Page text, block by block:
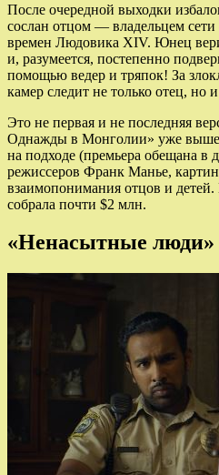
После очередной выходки
сослан отцом — владельцем
времен Людовика XIV. Юнец
и, разумеется, постепенно
помощью ведер и тряпок! За
камер следит не только отец, но
Это не первая и не последняя
Однажды в Монголии» уже
на подходе (премьера обещана в
режиссеров Франк Манье,
взаимопонимания отцов и
собрала почти $2 млн.
«Ненасытные люди»